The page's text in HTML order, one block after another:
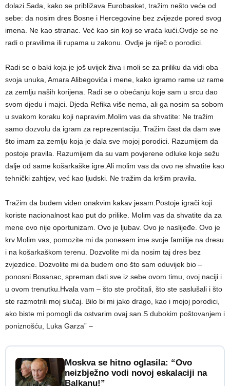
dolazi.Sada, kako se približava Eurobasket, tražim nešto veće od
sebe: da nosim dres Bosne i Hercegovine bez zvijezde pored svog
imena. Ne kao stranac. Već kao sin koji se vraća kući.Ovdje se ne
radi o pravilima ili rupama u zakonu. Ovdje je riječ o porodici.
Radi se o baki koja je još uvijek živa i moli se za priliku da vidi oba
svoja unuka, Amara Alibegovića i mene, kako igramo rame uz rame
za zemlju naših korijena. Radi se o obećanju koje sam u srcu dao
svom djedu i majci. Djeda Refika više nema, ali ga nosim sa sobom
u svakom koraku koji napravim.Molim vas da shvatite: Ne tražim
samo dozvolu da igram za reprezentaciju. Tražim čast da dam sve
što imam za zemlju koja je dala sve mojoj porodici. Razumijem da
postoje pravila. Razumijem da su vam povjerene odluke koje sežu
dalje od same košarkaške igre.Ali molim vas da ovo ne shvatite kao
tehnički zahtjev, već kao ljudski. Ne tražim da kršim pravila.
Tražim da budem viđen onakvim kakav jesam.Postoje igrači koji
koriste nacionalnost kao put do prilike. Molim vas da shvatite da za
mene ovo nije oportunizam. Ovo je ljubav. Ovo je naslijeđe. Ovo je
krv.Molim vas, pomozite mi da ponesem ime svoje familije na dresu
i na košarkaškom terenu. Dozvolite mi da nosim taj dres bez
zvjezdice. Dozvolite mi da budem ono što sam oduvijek bio –
ponosni Bosanac, spreman dati sve iz sebe ovom timu, ovoj naciji i
u ovom trenutku.Hvala vam – što ste pročitali, što ste saslušali i što
ste razmotrili moj slučaj. Bilo bi mi jako drago, kao i mojoj porodici,
ako biste mi pomogli da ostvarim ovaj san.S dubokim poštovanjem i
poniznošću, Luka Garza” –
Moskva se hitno oglasila: “Ovo
neizbježno vodi novoj eskalaciji na
Balkanu!”